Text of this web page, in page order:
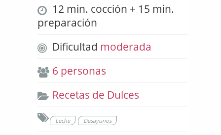
12 min. cocción + 15 min.
preparación
Dificultad moderada
6 personas
Recetas de Dulces
Leche Desayunos